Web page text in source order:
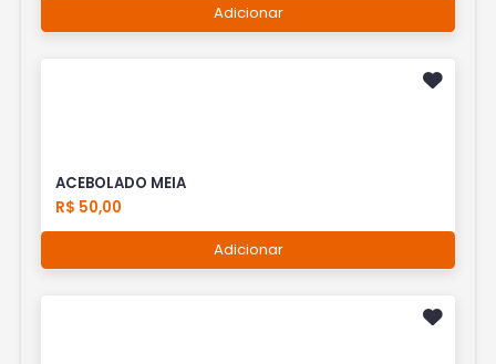
Adicionar
ACEBOLADO MEIA
R$ 50,00
Adicionar